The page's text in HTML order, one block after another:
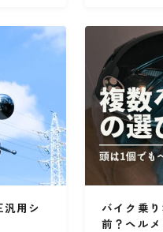
用シ
バイク乗
前？ヘル